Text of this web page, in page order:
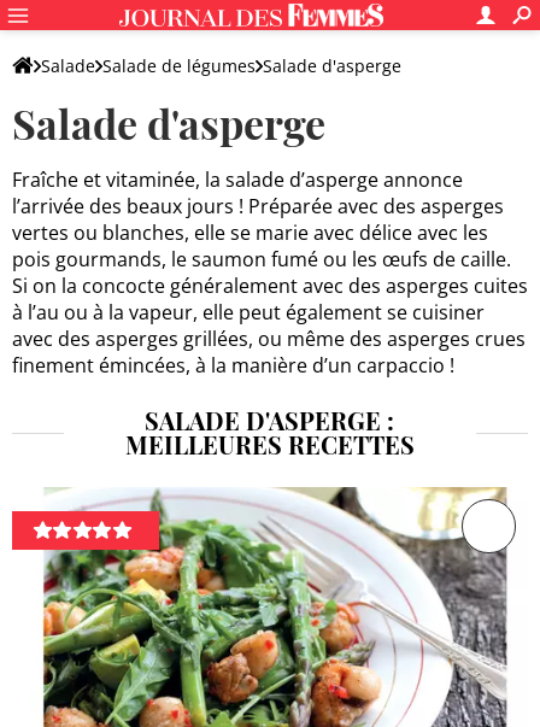
Salade Salade de légumes Salade d'asperge
Salade d'asperge
Fraîche et vitaminée, la salade d’asperge annonce
l’arrivée des beaux jours ! Préparée avec des asperges
vertes ou blanches, elle se marie avec délice avec les
pois gourmands, le saumon fumé ou les œufs de caille.
Si on la concocte généralement avec des asperges cuites
à l’au ou à la vapeur, elle peut également se cuisiner
avec des asperges grillées, ou même des asperges crues
finement émincées, à la manière d’un carpaccio !
SALADE D'ASPERGE :
MEILLEURES RECETTES